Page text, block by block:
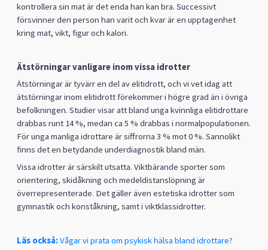
kontrollera sin mat är det enda han kan bra. Successivt
försvinner den person han varit och kvar är en upptagenhet
kring mat, vikt, figur och kalori.
Ätstörningar vanligare inom vissa idrotter
Ätstörningar är tyvärr en del av elitidrott, och vi vet idag att
ätstörningar inom elitidrott förekommer i högre grad än i övriga
befolkningen. Studier visar att bland unga kvinnliga elitidrottare
drabbas runt 14 %, medan ca 5 % drabbas i normalpopulationen.
För unga manliga idrottare är siffrorna 3 % mot 0 %. Sannolikt
finns det en betydande underdiagnostik bland män.
Vissa idrotter är särskilt utsatta. Viktbärande sporter som
orientering, skidåkning och medeldistanslöpning är
överrepresenterade. Det gäller även estetiska idrotter som
gymnastik och konståkning, samt i viktklassidrotter.
Läs också:Vågar vi prata om psykisk hälsa bland idrottare?